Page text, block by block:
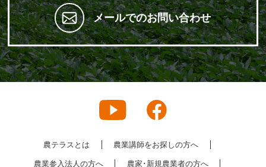
メールでのお問い合わせ
農テラスとは 農業講師をお探しの方へ
農業参入法人の方へ 農家･新規農業者の方へ